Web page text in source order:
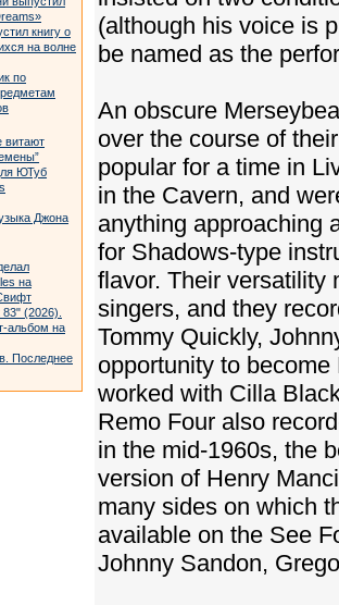
книгу о
на волне
по
витают
ЮТуб
Джона
на
(2026).
альбом на
Последнее
(although his voice is
be named as the
An obscure
over the course of
popular for a time in
in the Cavern, and
anything approaching
for Shadows-type
flavor. Their versatility
singers, and they
Tommy Quickly,
opportunity to
worked with Cilla
Remo Four also
in the mid-1960s, the
version of Henry
many sides on which
available on the See
Johnny Sandon,